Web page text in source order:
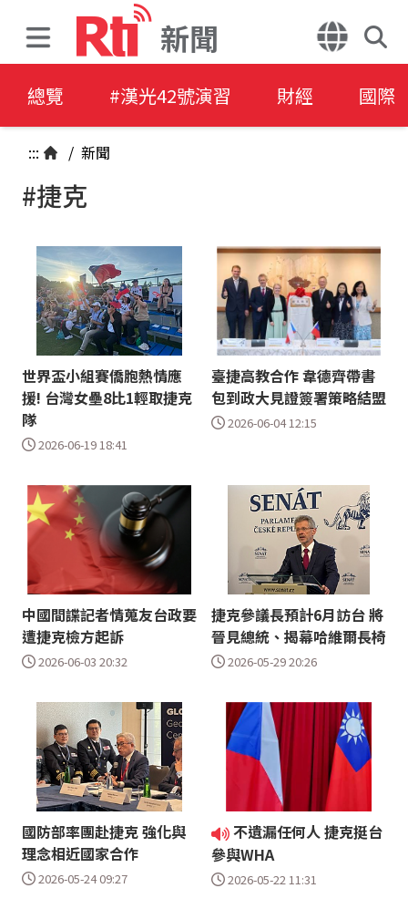
新聞
總覽 #漢光42號演習 財經 國際
::: / 新聞
#捷克
世界盃小組賽僑胞熱情應
援! 台灣女壘8比1輕取捷克
隊
2026-06-19 18:41
臺捷高教合作 韋德齊帶書
包到政大見證簽署策略結盟
2026-06-04 12:15
中國間諜記者情蒐友台政要
遭捷克檢方起訴
2026-06-03 20:32
捷克參議長預計6月訪台 將
晉見總統、揭幕哈維爾長椅
2026-05-29 20:26
國防部率團赴捷克 強化與
理念相近國家合作
2026-05-24 09:27
不遺漏任何人 捷克挺台
參與WHA
2026-05-22 11:31